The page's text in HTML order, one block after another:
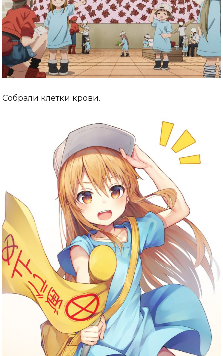
Собрали клетки крови.